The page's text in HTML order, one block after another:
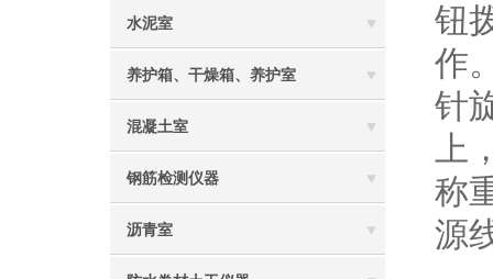
水泥室
养护箱、干燥箱、养护室
混凝土室
钢筋检测仪器
沥青室
钮
作
针
上
称
源